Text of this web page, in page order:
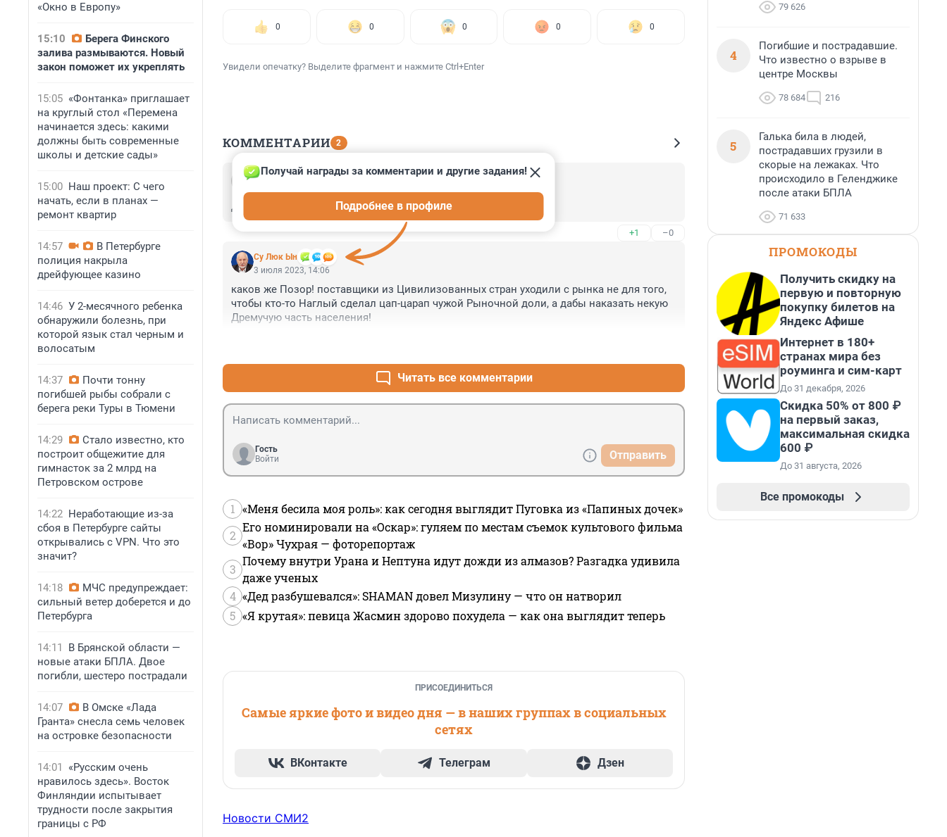
«Окно в Европу»
15:10
Берега Финского
залива размываются. Новый
закон поможет их укреплять
15:05 «Фонтанка» приглашает
на круглый стол «Перемена
начинается здесь: какими
должны быть современные
школы и детские сады»
15:00 Наш проект: С чего
начать, если в планах —
ремонт квартир
14:57
В Петербурге
полиция накрыла
дрейфующее казино
14:46 У 2-месячного ребенка
обнаружили болезнь, при
которой язык стал черным и
волосатым
14:37
Почти тонну
погибшей рыбы собрали с
берега реки Туры в Тюмени
14:29
Стало известно, кто
построит общежитие для
гимнасток за 2 млрд на
Петровском острове
14:22 Неработающие из-за
сбоя в Петербурге сайты
открывались с VPN. Что это
значит?
14:18
МЧС предупреждает:
сильный ветер доберется и до
Петербурга
14:11
В Брянской области —
новые атаки БПЛА. Двое
погибли, шестеро пострадали
14:07
В Омске «Лада
Гранта» снесла семь человек
на островке безопасности
14:01
«Русским очень
нравилось здесь». Восток
Финляндии испытывает
трудности после закрытия
границы с РФ
0 0 0 0 0
Увидели опечатку? Выделите фрагмент и нажмите Ctrl+Enter
КОММЕНТАРИИ 2
Гость
Другим пример!
+1 –0
Су Люк Ын
Получай награды за комментарии и другие задания!
Подробнее в профиле
3 июля 2023, 14:06
каков же Позор! поставщики из Цивилизованных стран уходили с рынка не для того,
чтобы кто-то Наглый сделал цап-царап чужой Рыночной доли, а дабы наказать некую
Дремучую часть населения!
Читать все комментарии
Гость
Войти
Отправить
1 «Меня бесила моя роль»: как сегодня выглядит Пуговка из «Папиных дочек»
2
Его номинировали на «Оскар»: гуляем по местам съемок культового фильма
«Вор» Чухрая — фоторепортаж
3
Почему внутри Урана и Нептуна идут дожди из алмазов? Разгадка удивила
даже ученых
4 «Дед разбушевался»: SHAMAN довел Мизулину — что он натворил
5 «Я крутая»: певица Жасмин здорово похудела — как она выглядит теперь
ПРИСОЕДИНИТЬСЯ
Самые яркие фото и видео дня — в наших группах в социальных
сетях
ВКонтакте Телеграм Дзен
Новости СМИ2
79 626
4
Погибшие и пострадавшие.
Что известно о взрыве в
центре Москвы
78 684 216
5
Галька била в людей,
пострадавших грузили в
скорые на лежаках. Что
происходило в Геленджике
после атаки БПЛА
71 633
ПРОМОКОДЫ
Получить скидку на
первую и повторную
покупку билетов на
Яндекс Афише
Интернет в 180+
странах мира без
роуминга и сим-карт
До 31 декабря, 2026
Скидка 50% от 800 ₽
на первый заказ,
максимальная скидка
600 ₽
До 31 августа, 2026
Все промокоды